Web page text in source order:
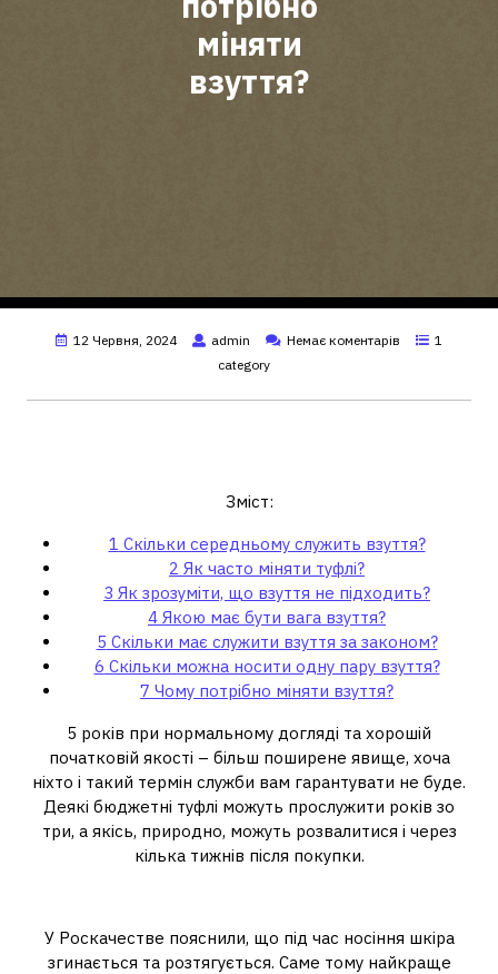
міняти
взуття?
12 Червня, 2024 admin Немає коментарів
1
category
Зміст:
1 Скільки середньому служить взуття?
2 Як часто міняти туфлі?
3 Як зрозуміти, що взуття не підходить?
4 Якою має бути вага взуття?
5 Скільки має служити взуття за законом?
6 Скільки можна носити одну пару взуття?
7 Чому потрібно міняти взуття?
5 років при нормальному догляді та хорошій
початковій якості – більш поширене явище, хоча
ніхто і такий термін служби вам гарантувати не буде.
Деякі бюджетні туфлі можуть прослужити років зо
три, а якісь, природно, можуть розвалитися і через
кілька тижнів після покупки.
У Роскачестве пояснили, що під час носіння шкіра
згинається та розтягується. Саме тому найкраще